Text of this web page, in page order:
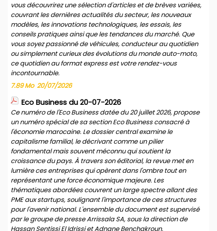
vous découvrirez une sélection d'articles et de brèves variées,
couvrant les dernières actualités du secteur, les nouveaux
modèles, les innovations technologiques, les essais, les
conseils pratiques ainsi que les tendances du marché. Que
vous soyez passionné de véhicules, conducteur au quotidien
ou simplement curieux des évolutions du monde auto-moto,
ce quotidien au format express est votre rendez-vous
incontournable.
7.89 Mo 20/07/2026
Eco Business du 20-07-2026
Ce numéro de l'Eco Business datée du 20 juillet 2026, propose
un numéro spécial de sa section Eco Business consacré à
l'économie marocaine. Le dossier central examine le
capitalisme familial, le décrivant comme un pilier
fondamental mais souvent méconnu qui soutient la
croissance du pays. À travers son éditorial, la revue met en
lumière ces entreprises qui opèrent dans l'ombre tout en
représentant une force économique majeure. Les
thématiques abordées couvrent un large spectre allant des
PME aux startups, soulignant l'importance de ces structures
pour l'avenir national. L'ensemble du document est supervisé
par le groupe de presse Arrissala SA, sous la direction de
Hassan Sentissi El Idrissi et Adnane Benchakroun.